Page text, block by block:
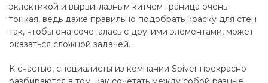
эклектикой и вырвиглазным китчем граница очень
тонкая, ведь даже правильно подобрать краску для стен
так, чтобы она сочеталась с другими элементами, может
оказаться сложной задачей.
К счастью, специалисты из компании Spiver прекрасно